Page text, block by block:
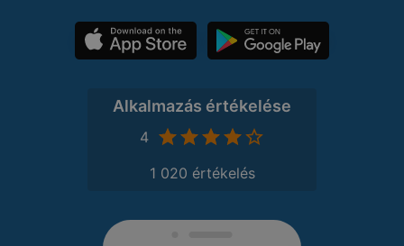
Alkalmazás értékelése
4
1 020 értékelés